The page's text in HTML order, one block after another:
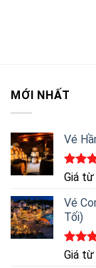
MỚI NHẤT
Vé
Được
5 sao
Giá từ
Vé
Tối)
Được
Giá từ